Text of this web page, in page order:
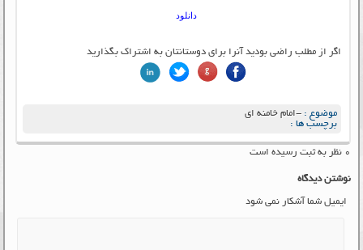
دانلود
اگر از مطلب راضی بودید آنرا برای دوستانتان به اشتراک بگذارید
موضوع :-امام خامنه ای
برچسب ها :
۰ نظر به ثبت رسیده است
نوشتن دیدگاه
ایمیل شما آشکار نمی شود